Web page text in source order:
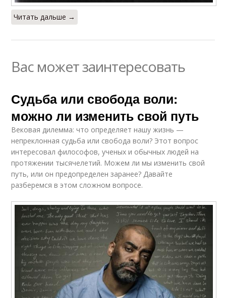
Читать дальше →
Вас может заинтересовать
Судьба или свобода воли:
можно ли изменить свой путь
Вековая дилемма: что определяет нашу жизнь —
непреклонная судьба или свобода воли? Этот вопрос
интересовал философов, ученых и обычных людей на
протяжении тысячелетий. Можем ли мы изменить свой
путь, или он предопределен заранее? Давайте
разберемся в этом сложном вопросе.